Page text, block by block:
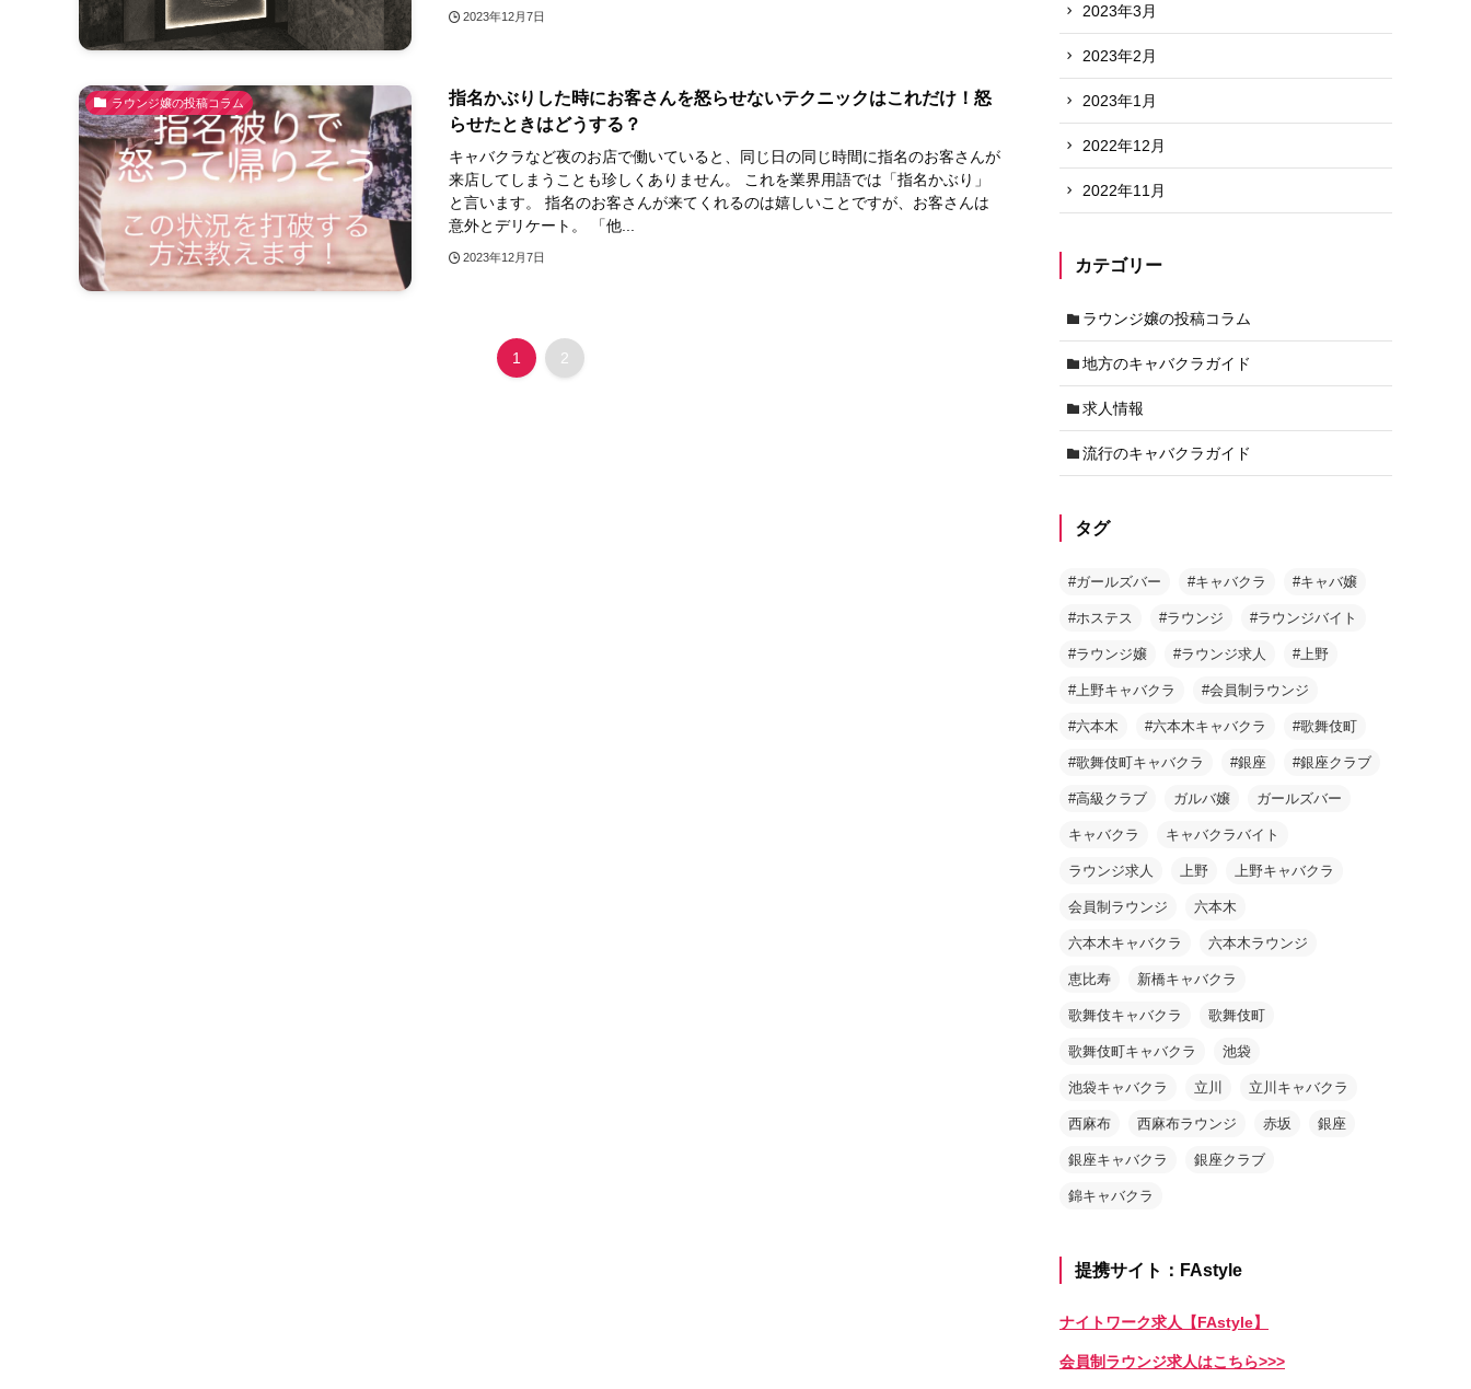
2023年12月7日
ラウンジ嬢の投稿コラム
指名かぶりした時にお客さんを怒らせないテクニックはこれだけ！怒
らせたときはどうする？
キャバクラなど夜のお店で働いていると、同じ日の同じ時間に指名のお客さんが
来店してしまうことも珍しくありません。 これを業界用語では「指名かぶり」
と言います。 指名のお客さんが来てくれるのは嬉しいことですが、お客さんは
意外とデリケート。 「他...
2023年12月7日
1 2
2023年3月
2023年2月
2023年1月
2022年12月
2022年11月
カテゴリー
ラウンジ嬢の投稿コラム
地方のキャバクラガイド
求人情報
流行のキャバクラガイド
タグ
#ガールズバー #キャバクラ #キャバ嬢
#ホステス #ラウンジ #ラウンジバイト
#ラウンジ嬢 #ラウンジ求人 #上野
#上野キャバクラ #会員制ラウンジ
#六本木 #六本木キャバクラ #歌舞伎町
#歌舞伎町キャバクラ #銀座 #銀座クラブ
#高級クラブ ガルバ嬢 ガールズバー
キャバクラ キャバクラバイト
ラウンジ求人 上野 上野キャバクラ
会員制ラウンジ 六本木
六本木キャバクラ 六本木ラウンジ
恵比寿 新橋キャバクラ
歌舞伎キャバクラ 歌舞伎町
歌舞伎町キャバクラ 池袋
池袋キャバクラ 立川 立川キャバクラ
西麻布 西麻布ラウンジ 赤坂 銀座
銀座キャバクラ 銀座クラブ
錦キャバクラ
提携サイト：FAstyle
ナイトワーク求人【FAstyle】
会員制ラウンジ求人はこちら>>>